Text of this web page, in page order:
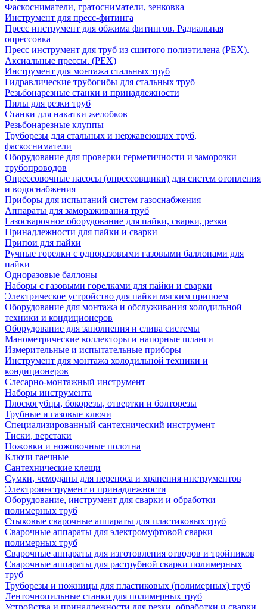
Фаскосниматели, гратосниматели, зенковка
Инструмент для пресс-фитинга
Пресс инструмент для обжима фитингов. Радиальная
опрессовка
Пресс инструмент для труб из сшитого полиэтилена (PEX).
Аксиальные прессы. (PEX)
Инструмент для монтажа стальных труб
Гидравлические трубогибы для стальных труб
Резьбонарезные станки и принадлежности
Пилы для резки труб
Станки для накатки желобков
Резьбонарезные клуппы
Труборезы для стальных и нержавеющих труб,
фаскосниматели
Оборудование для проверки герметичности и заморозки
трубопроводов
Опрессовочные насосы (опрессовщики) для систем отопления
и водоснабжения
Приборы для испытаний систем газоснабжения
Аппараты для замораживания труб
Газосварочное оборудование для пайки, сварки, резки
Принадлежности для пайки и сварки
Припои для пайки
Ручные горелки с одноразовыми газовыми баллонами для
пайки
Одноразовые баллоны
Наборы с газовыми горелками для пайки и сварки
Электрическое устройство для пайки мягким припоем
Оборудование для монтажа и обслуживания холодильной
техники и кондиционеров
Оборудование для заполнения и слива системы
Манометрические коллекторы и напорные шланги
Измерительные и испытательные приборы
Инструмент для монтажа холодильной техники и
кондиционеров
Слесарно-монтажный инструмент
Наборы инструмента
Плоскогубцы, бокорезы, отвертки и болторезы
Трубные и газовые ключи
Специализированный сантехнический инструмент
Тиски, верстаки
Ножовки и ножовочные полотна
Ключи гаечные
Сантехнические клещи
Сумки, чемоданы для переноса и хранения инструментов
Электроинструмент и принадлежности
Оборудование, инструмент для сварки и обработки
полимерных труб
Стыковые сварочные аппараты для пластиковых труб
Сварочные аппараты для электромуфтовой сварки
полимерных труб
Сварочные аппараты для изготовления отводов и тройников
Сварочные аппараты для раструбной сварки полимерных
труб
Труборезы и ножницы для пластиковых (полимерных) труб
Ленточнопильные станки для полимерных труб
Устройства и принадлежности для резки, обработки и сварки